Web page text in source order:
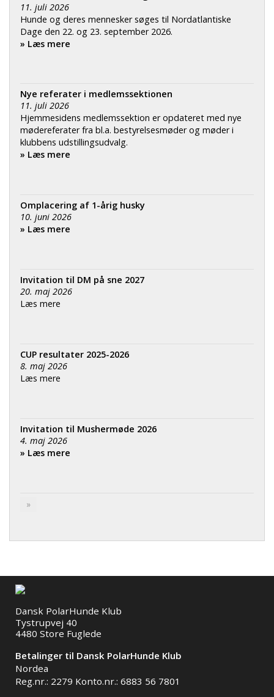
11. juli 2026
Hunde og deres mennesker søges til Nordatlantiske
Dage den 22. og 23. september 2026.
» Læs mere
Nye referater i medlemssektionen
11. juli 2026
Hjemmesidens medlemssektion er opdateret med nye
mødereferater fra bl.a. bestyrelsesmøder og møder i
klubbens udstillingsudvalg.
» Læs mere
Omplacering af 1-årig husky
10. juni 2026
» Læs mere
Invitation til DM på sne 2027
20. maj 2026
Læs mere
CUP resultater 2025-2026
8. maj 2026
Læs mere
Invitation til Mushermøde 2026
4. maj 2026
» Læs mere
»
Dansk PolarHunde Klub
Tystrupvej 40
4480 Store Fuglede
Betalinger til Dansk PolarHunde Klub
Nordea
Reg.nr.: 2279 Konto.nr.: 6883 56 7801